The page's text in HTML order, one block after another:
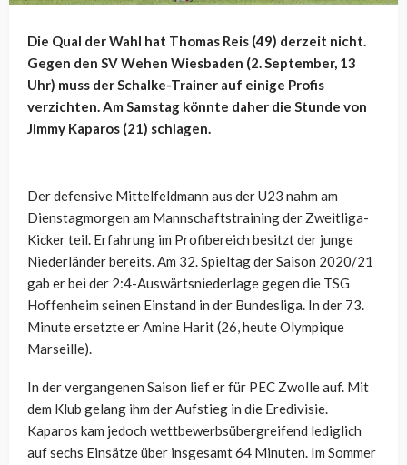
Die Qual der Wahl hat Thomas Reis (49) derzeit nicht.
Gegen den SV Wehen Wiesbaden (2. September, 13
Uhr) muss der Schalke-Trainer auf einige Profis
verzichten. Am Samstag könnte daher die Stunde von
Jimmy Kaparos (21) schlagen.
Der defensive Mittelfeldmann aus der U23 nahm am
Dienstagmorgen am Mannschaftstraining der Zweitliga-
Kicker teil. Erfahrung im Profibereich besitzt der junge
Niederländer bereits. Am 32. Spieltag der Saison 2020/21
gab er bei der 2:4-Auswärtsniederlage gegen die TSG
Hoffenheim seinen Einstand in der Bundesliga. In der 73.
Minute ersetzte er Amine Harit (26, heute Olympique
Marseille).
In der vergangenen Saison lief er für PEC Zwolle auf. Mit
dem Klub gelang ihm der Aufstieg in die Eredivisie.
Kaparos kam jedoch wettbewerbsübergreifend lediglich
auf sechs Einsätze über insgesamt 64 Minuten. Im Sommer